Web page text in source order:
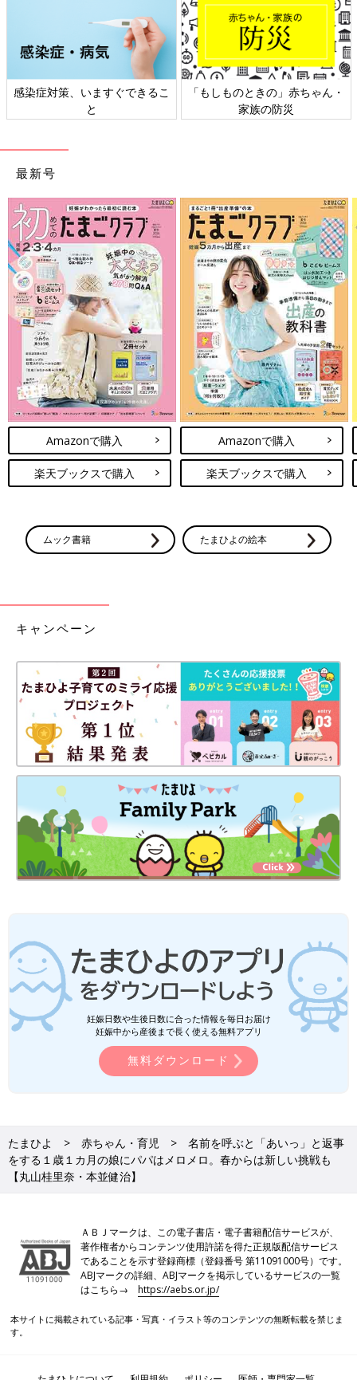
ある日のスーパーでお買い物のひとコマ。
先日、娘と一緒に初めて「横浜アンパンマンこどもミュージア
ム」に行きました。娘にとっては、同じくらいの年ごろの赤ちゃ
んがたくさん集まる場所で遊ぶのは初めてのこと。そこで、大き
めのキャラクターボールがたくさん置いてある広場にも行きまし
た。だれも使っていないボールで遊べばいいのに、娘は、なぜか
ほかの子が遊んでいるボールを取ろうとするんです。
人のものを取らない、ということや順番のことをまだ教えていな
かったので、そのときは「これはお友だちのだよ、だめだよ」
「取らないで一緒に遊ぼうね」と言葉で伝えてみました。すると
娘は眉間（みけん）に力を入れてにらむような表情。なんとなく
「ママになにか言われてるな」とは感じたんだと思います。まだ
ルールを理解する段階でもないと思うから、いつからどんなふう
に教えたらいいのか、難しいな～と感じました。今のところは人
が少ないところを選んで遊ばせるような工夫も必要なのかもしれ
小児科での注射を察して大泣き！
愛犬すももちゃんと仲よくお散歩。
先日、小児科で１歳を過ぎたら早めに受けたほうがいい予防接種
を、何種類か打ちました。数本の同時接種です。娘は、その病院
ワクチンの注射。痛いのも、押さえられているのも嫌なんだと思
います。でも、注射針って危ないと思うしこちらも必死で押さえ
ました。娘は「こんなに泣くんだ！」って驚くほど激しく泣いて
いました。
注射が終わったら先生がごほうびにシールをくれるんですけど、
娘はそれで機嫌がよくなるわけでもなく･･･、シールをガシッと
受け取りながら「シールではだまされないぞ」という表情をして
を理解できるようになったんだな〜と感じます。
【今月の本並さん】名前を呼ぶと「あいっ！」と返
感染症対策、いますぐできるこ
と
「もしものときの」赤ちゃん・
家族の防災
最新号
Amazonで購入
楽天ブックスで購入
Amazonで購入
楽天ブックスで購入
ムック書籍 たまひよの絵本
キャンペーン
妊娠日数や生後日数に合った情報を毎日お届け
妊娠中から産後まで長く使える無料アプリ
無料ダウンロード
たまひよ 赤ちゃん・育児
名前を呼ぶと「あいっ」と返事
をする１歳１カ月の娘にパパはメロメロ。春からは新しい挑戦も
【丸山桂里奈・本並健治】
ＡＢＪマークは、この電子書店・電子書籍配信サービスが、
著作権者からコンテンツ使用許諾を得た正規版配信サービス
であることを示す登録商標（登録番号 第11091000号）です。
ABJマークの詳細、ABJマークを掲示しているサービスの一覧
はこちら→https://aebs.or.jp/
本サイトに掲載されている記事・写真・イラスト等のコンテンツの無断転載を禁じま
す。